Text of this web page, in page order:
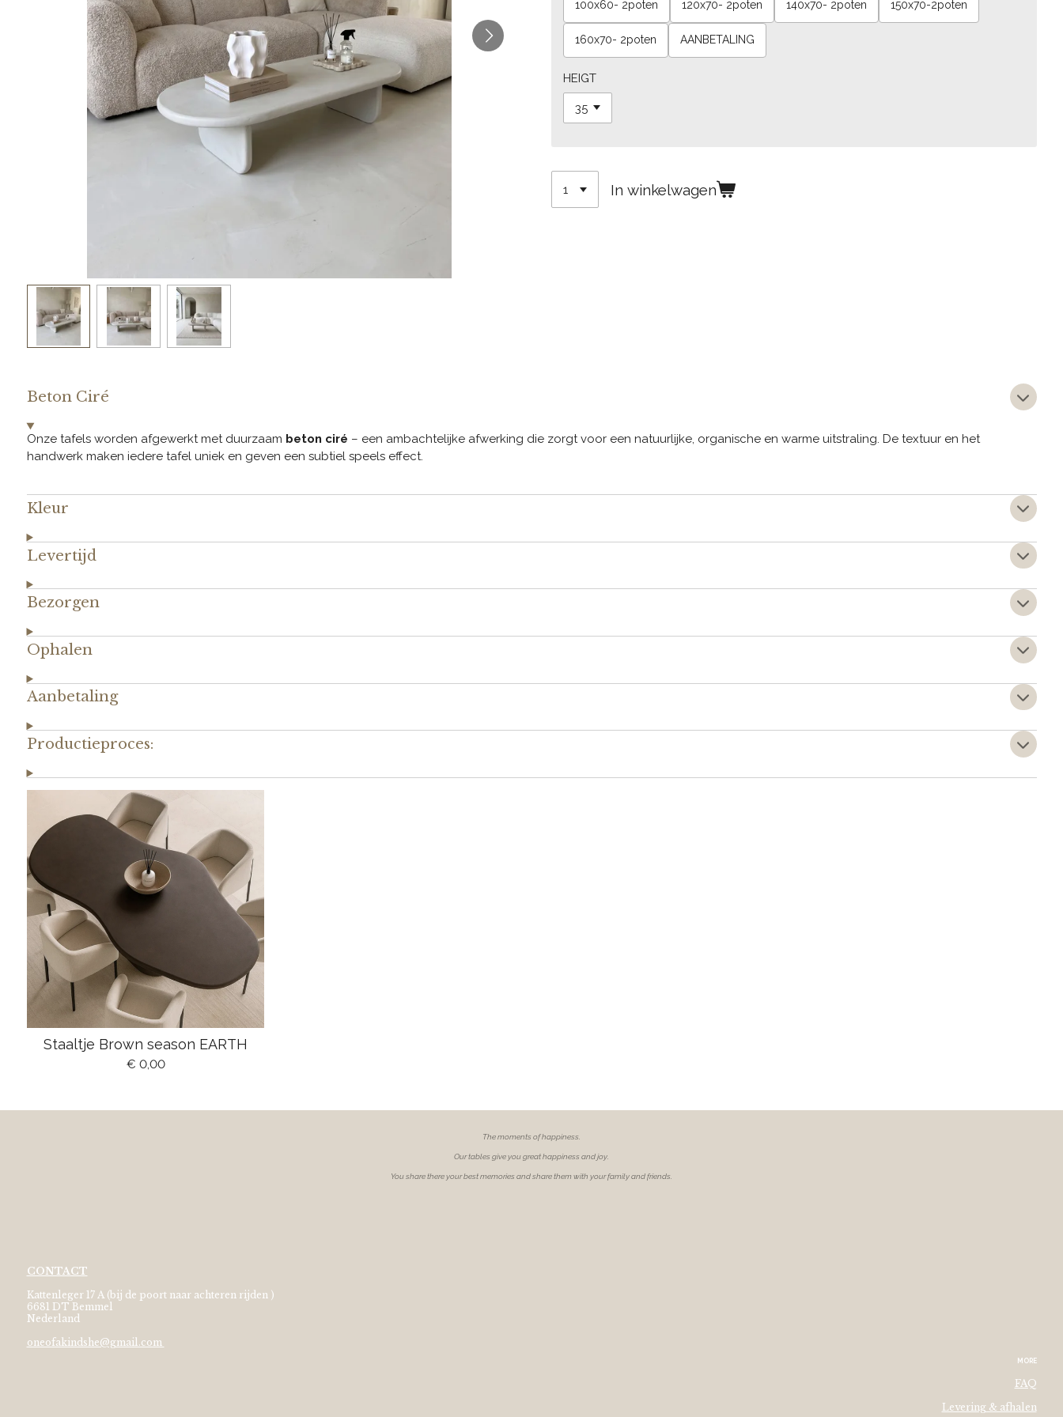
100x60- 2poten 120x70- 2poten 140x70- 2poten 150x70-2poten
160x70- 2poten AANBETALING
HEIGT
In winkelwagen
Beton Ciré
Onze tafels worden afgewerkt met duurzaam beton ciré – een ambachtelijke afwerking die zorgt voor een natuurlijke, organische en warme uitstraling. De textuur en het
handwerk maken iedere tafel uniek en geven een subtiel speels effect.
Kleur
Levertijd
Bezorgen
Ophalen
Aanbetaling
Productieproces:
Staaltje Brown season EARTH
€ 0,00
The moments ofhappiness.
Our tables give you great happiness and joy.
You share there your best memories and share them with your family and friends.
CONTACT
Kattenleger 17 A (bij de poort naar achteren rijden )
6681 DT Bemmel
Nederland
oneofakindshe@gmail.com
MORE
FAQ
Levering & afhalen